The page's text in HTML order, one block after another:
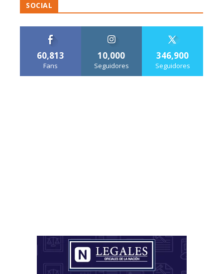
SOCIAL
60,813
Fans
10,000
Seguidores
346,900
Seguidores